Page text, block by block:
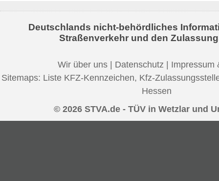
Deutschlands nicht-behördliches
Straßenverkehr und den
Wir über uns | Datenschutz | Impressum
Sitemaps: Liste KFZ-Kennzeichen, Kfz-
Hessen
© 2026 STVA.de - TÜV in Wetzlar und